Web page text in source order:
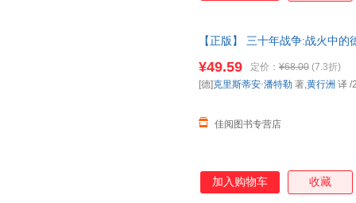
【正版】 三十年战争:战火中
¥49.59 定价： ¥68.00 (7.3折)
佳阅图书专营店
[德]克里斯蒂安·潘特勒 著,黄行洲 译 /
加入购物车 收藏